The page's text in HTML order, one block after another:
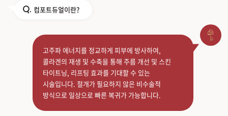
Q. 컴포트듀얼이란?
고주파 에너지를 정교하게 피부에 방사하여,
콜라겐의 재생 및 수축을 통해 주름 개선 및 스킨
타이트닝, 리프팅 효과를 기대할 수 있는
시술입니다. 절개가 필요하지 않은 비수술적
방식으로 일상으로 빠른 복귀가 가능합니다.